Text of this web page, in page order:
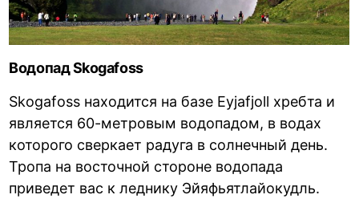
Водопад Skogafoss
Skogafoss находится на базе Eyjafjoll хребта и
является 60-метровым водопадом, в водах
которого сверкает радуга в солнечный день.
Тропа на восточной стороне водопада
приведет вас к леднику Эйяфьятлайокудль.